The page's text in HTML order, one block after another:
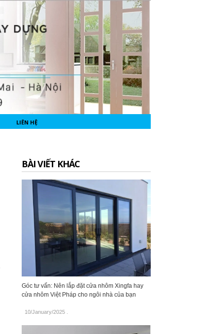
LIÊN HỆ
BÀI VIẾT KHÁC
Góc tư vấn: Nên lắp đặt cửa nhôm Xingfa hay
cửa nhôm Việt Pháp cho ngôi nhà của bạn
10/January/2025.